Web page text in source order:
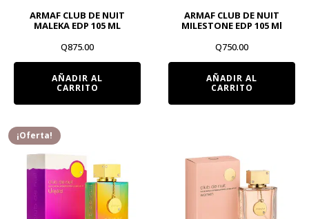
ARMAF CLUB DE NUIT
MALEKA EDP 105 ML
Q875.00
AÑADIR AL
CARRITO
ARMAF CLUB DE NUIT
MILESTONE EDP 105 Ml
Q750.00
AÑADIR AL
CARRITO
¡Oferta!